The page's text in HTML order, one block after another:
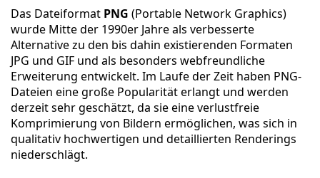
Das Dateiformat PNG (Portable Network Graphics)
wurde Mitte der 1990er Jahre als verbesserte
Alternative zu den bis dahin existierenden Formaten
JPG und GIF und als besonders webfreundliche
Erweiterung entwickelt. Im Laufe der Zeit haben PNG-
Dateien eine große Popularität erlangt und werden
derzeit sehr geschätzt, da sie eine verlustfreie
Komprimierung von Bildern ermöglichen, was sich in
qualitativ hochwertigen und detaillierten Renderings
niederschlägt.